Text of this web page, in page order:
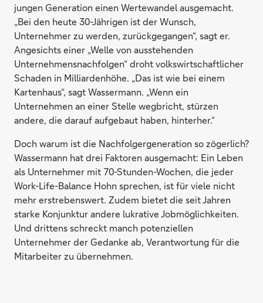
jungen Generation einen Wertewandel ausgemacht.
„Bei den heute 30-Jährigen ist der Wunsch,
Unternehmer zu werden, zurückgegangen“, sagt er.
Angesichts einer „Welle von ausstehenden
Unternehmensnachfolgen“ droht volkswirtschaftlicher
Schaden in Milliardenhöhe. „Das ist wie bei einem
Kartenhaus“, sagt Wassermann. „Wenn ein
Unternehmen an einer Stelle wegbricht, stürzen
andere, die darauf aufgebaut haben, hinterher.“
Doch warum ist die Nachfolgergeneration so zögerlich?
Wassermann hat drei Faktoren ausgemacht: Ein Leben
als Unternehmer mit 70-Stunden-Wochen, die jeder
Work-Life-Balance Hohn sprechen, ist für viele nicht
mehr erstrebenswert. Zudem bietet die seit Jahren
starke Konjunktur andere lukrative Jobmöglichkeiten.
Und drittens schreckt manch potenziellen
Unternehmer der Gedanke ab, Verantwortung für die
Mitarbeiter zu übernehmen.